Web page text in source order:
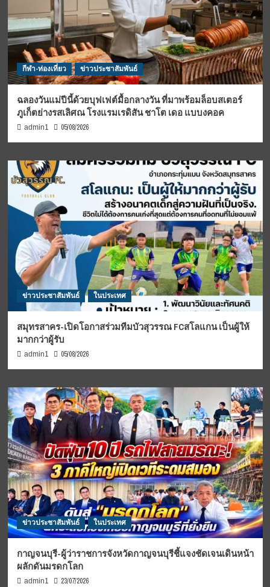
กีฬา-ท่องเที่ยว ข่าวประชาสัมพันธ์
ฉลองวันแม่ปีนี้ด้วยบุฟเฟต์มื้อกลางวัน ที่มาพร้อมล็อบสเตอร์
ภูเก็ตย่างรสเลิศณ โรงแรมเรดิสัน ชาโต เดอ แบบงคอค
admin1 05/08/2026
ข่าวประชาสัมพันธ์ ในประเทศ
สมุทรสาคร-เปิดโอกาสร่วมทีมบัวสุวรรณ FCสโลแกน เป็นผู้ให้
มากกว่าผู้รับ
admin1 05/08/2026
ข่าวประชาสัมพันธ์ ในประเทศ
กาญจนบุรี-ผู้ว่าราชการจังหวัดกาญจนบุรีชี้แจงชัดเจนเดินหน้า
ผลักดันมรดกโลก
admin1 23/07/2026